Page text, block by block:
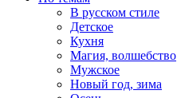
В русском стиле
Детское
Кухня
Магия, волшебство
Мужское
Новый год, зима